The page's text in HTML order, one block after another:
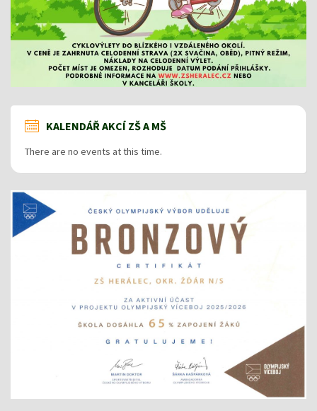
KALENDÁŘ AKCÍ ZŠ A MŠ
There are no events at this time.